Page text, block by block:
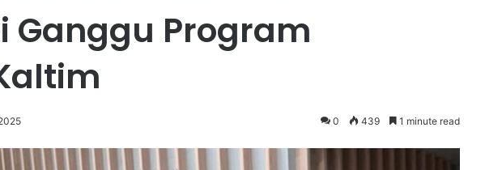
Ganggu Program
0 439 1 minute read